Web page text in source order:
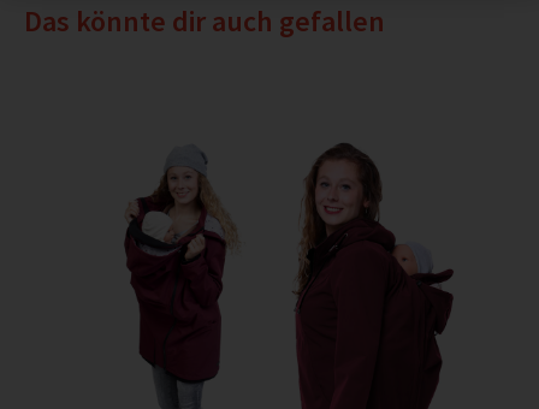
Das könnte dir auch gefallen